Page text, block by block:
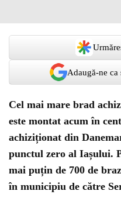
Adaugă-ne ca
Cel mai mare brad
este montat acum în
achiziționat din
punctul zero al Iașului.
mai puțin de 700 de
în municipiu de către